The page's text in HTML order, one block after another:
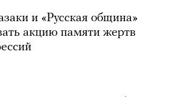
и «Русская община»
акцию памяти жертв